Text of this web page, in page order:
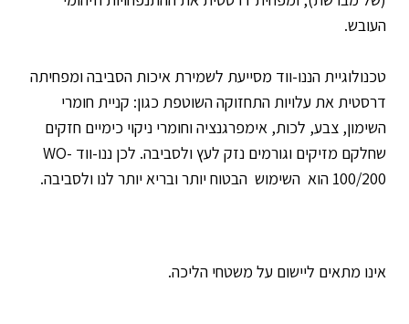
העובש.
טכנולוגיית הננו-ווד מסייעת לשמירת איכות הסביבה ומפחיתה
דרסטית את עלויות התחזוקה השוטפת כגון: קניית חומרי
השימון, צבע, לכות, אימפרגנציה וחומרי ניקוי כימיים חזקים
שחלקם מזיקים וגורמים נזק לעץ ולסביבה. לכן ננו-ווד WO-
100/200 הוא השימוש הבטוח יותר ובריא יותר לנו ולסביבה.
אינו מתאים ליישום על משטחי הליכה.